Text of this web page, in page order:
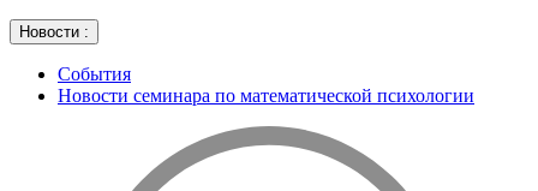
Новости :
События
Новости семинара по математической психологии